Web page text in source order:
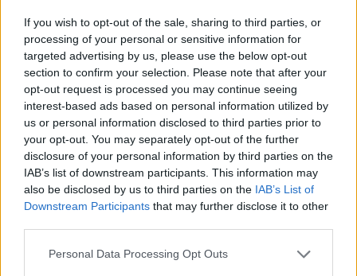
If you wish to opt-out of the sale, sharing to third parties, or
processing of your personal or sensitive information for
targeted advertising by us, please use the below opt-out
section to confirm your selection. Please note that after your
opt-out request is processed you may continue seeing
interest-based ads based on personal information utilized by
us or personal information disclosed to third parties prior to
your opt-out. You may separately opt-out of the further
disclosure of your personal information by third parties on the
IAB’s list of downstream participants. This information may
also be disclosed by us to third parties on the IAB’s List of
Downstream Participants that may further disclose it to other
Personal Data Processing Opt Outs
v=9qltmpDNX7Q